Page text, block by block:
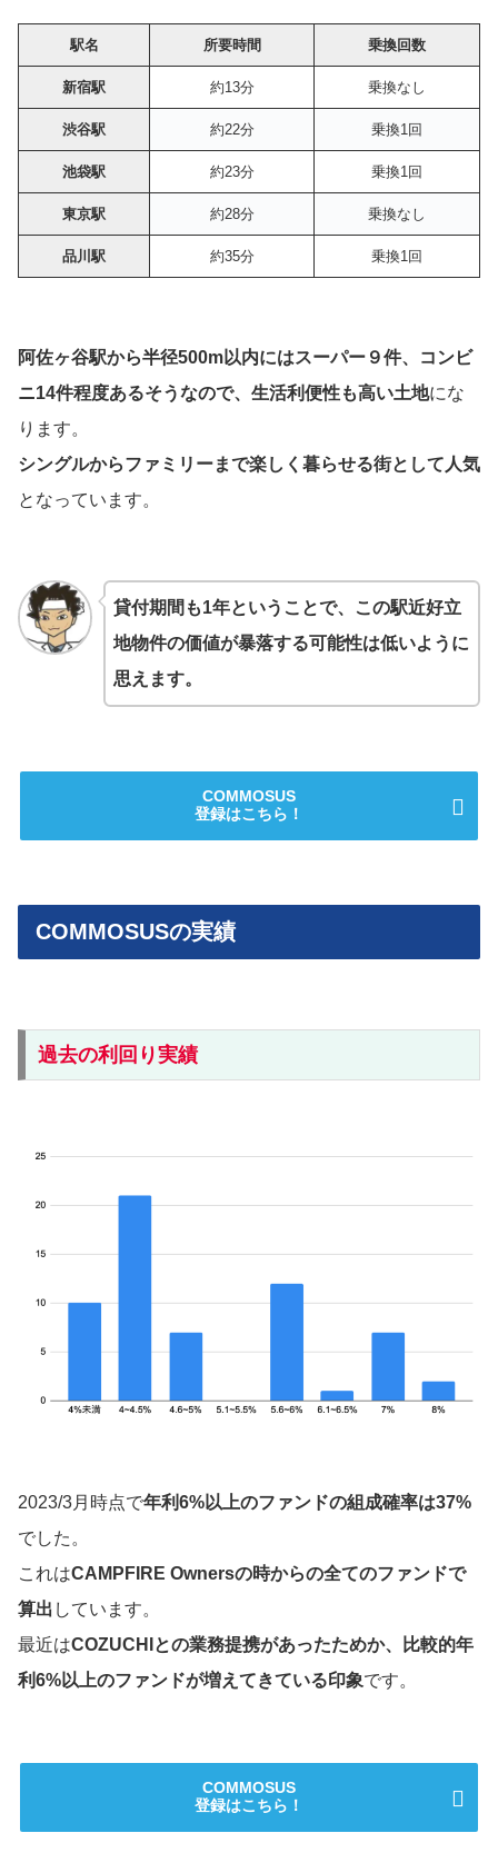
駅名 所要時間 乗換回数
新宿駅 約13分 乗換なし
渋谷駅 約22分 乗換1回
池袋駅 約23分 乗換1回
東京駅 約28分 乗換なし
品川駅 約35分 乗換1回
阿佐ヶ谷駅から半径500m以内にはスーパー９件、コンビ
ニ14件程度あるそうなので、生活利便性も高い土地にな
ります。
シングルからファミリーまで楽しく暮らせる街として人気
となっています。
貸付期間も1年ということで、この駅近好立
地物件の価値が暴落する可能性は低いように
思えます。
COMMOSUS
登録はこちら！
COMMOSUSの実績
過去の利回り実績
2023/3月時点で年利6%以上のファンドの組成確率は37%
でした。
これはCAMPFIRE Ownersの時からの全てのファンドで
算出 しています。
最近はCOZUCHIとの業務提携があったためか、比較的年
利6%以上のファンドが増えてきている印象です。
COMMOSUS
登録はこちら！